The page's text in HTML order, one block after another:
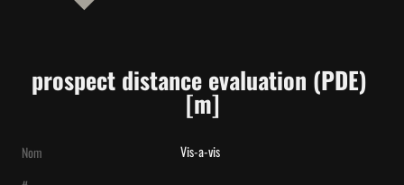
prospect distance evaluation (PDE)
[m]
Nom
Vis-a-vis